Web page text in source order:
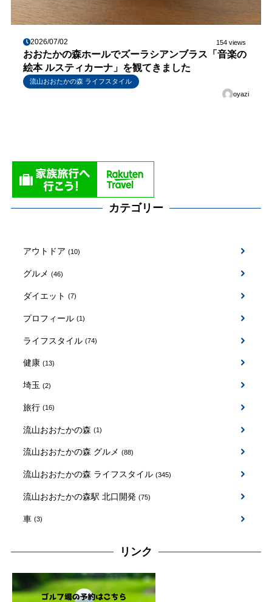
2026/07/02 154 views
おおたかの森ホールでズーラシアンブラス「音楽の
絵本 ルスティカーナ」を観てきました
流山おおたかの森 ライフスタイル
oyazi
カテゴリー
アウトドア (10)
グルメ (46)
ダイエット (7)
プロフィール (1)
ライフスタイル (74)
健康 (13)
埼玉 (2)
旅行 (16)
流山おおたかの森 (1)
流山おおたかの森 グルメ (88)
流山おおたかの森 ライフスタイル (345)
流山おおたかの森駅 北口開発 (75)
車 (3)
リンク